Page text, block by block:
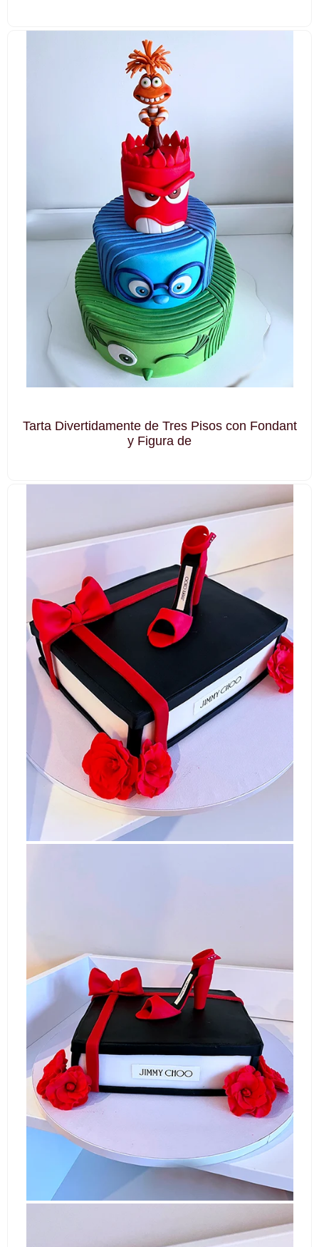
Tarta Divertidamente de Tres Pisos con Fondant
y Figura de